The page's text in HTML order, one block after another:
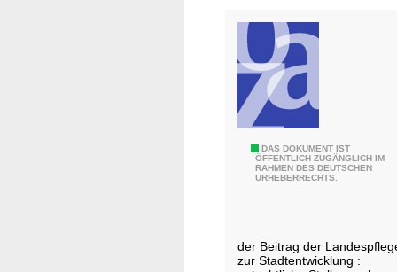
E
t
w
i
c
d
n
-
H
f
DAS DOKUMENT IST
ÖFFENTLICH ZUGÄNGLICH IM
RAHMEN DES DEUTSCHEN
URHEBERRECHTS.
ider Beitrag der
zur Stadtentwicklung :